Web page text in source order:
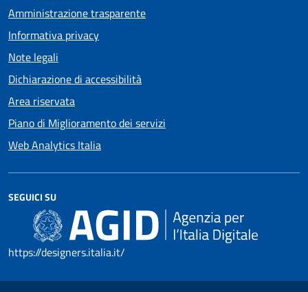
Amministrazione trasparente
Informativa privacy
Note legali
Dichiarazione di accessibilità
Area riservata
Piano di Miglioramento dei servizi
Web Analytics Italia
SEGUICI SU
https://designers.italia.it/